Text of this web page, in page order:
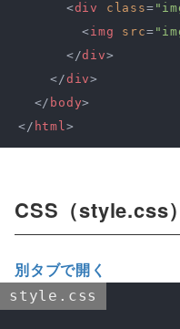
<div class=
<img src=
</div>
</div>
</ body>
</ html>
CSS（style.css）
別タブで開く
style.css